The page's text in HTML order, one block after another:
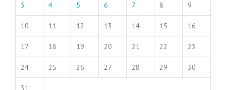
3 4 5 6 7 8 9
10 11 12 13 14 15 16
17 18 19 20 21 22 23
24 25 26 27 28 29 30
31